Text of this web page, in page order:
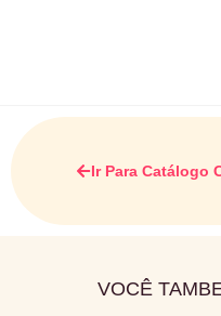
Ir Para Catálogo
VOCÊ